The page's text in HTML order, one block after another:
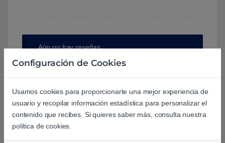
Aún no hay reseñas.
Preguntas y respuestas de los
usuarios sobre este producto
Configuración de Cookies
Usamos cookies para proporcionarte una mejor experiencia de
usuario y recopilar información estadística para personalizar el
contenido que recibes. Si quieres saber más, consulta nuestra
política de cookies.